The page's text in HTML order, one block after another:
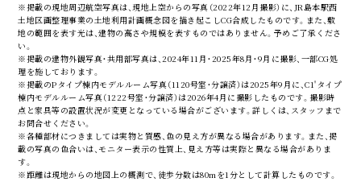
※掲載の現地周辺航空写真は、現地上空からの写真（2022年12月撮影）に、JR島本駅西
土地区画整理事業の土地利用計画概念図を描き起こしCG合成したものです。また、敷
地の範囲を表す光は、建物の高さや規模を表すものではありません。予めご了承くださ
い。
※掲載の建物外観写真・共用部写真は、2024年11月・2025年8月・9月に撮影、一部CG処
理を施しております。
※掲載のPタイプ棟内モデルルーム写真（1120号室・分譲済）は2025年9月に、C1'タイプ
棟内モデルルーム写真（1222号室・分譲済）は2026年4月に撮影したものです。撮影時
点と家具等の設置状況が変更となっている場合がございます。詳しくは、スタッフまで
お問合せください。
※各種部材につきましては実物と質感、色の見え方が異なる場合があります。また、掲
載の写真の色合いは、モニター表示の性質上、見え方等は実際と異なる場合がありま
す。
※距離は現地からの地図上の概測で、徒歩分数は80mを1分として計算したものです。